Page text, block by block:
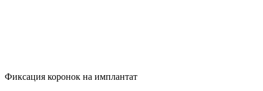
Фиксация коронок на имплантат